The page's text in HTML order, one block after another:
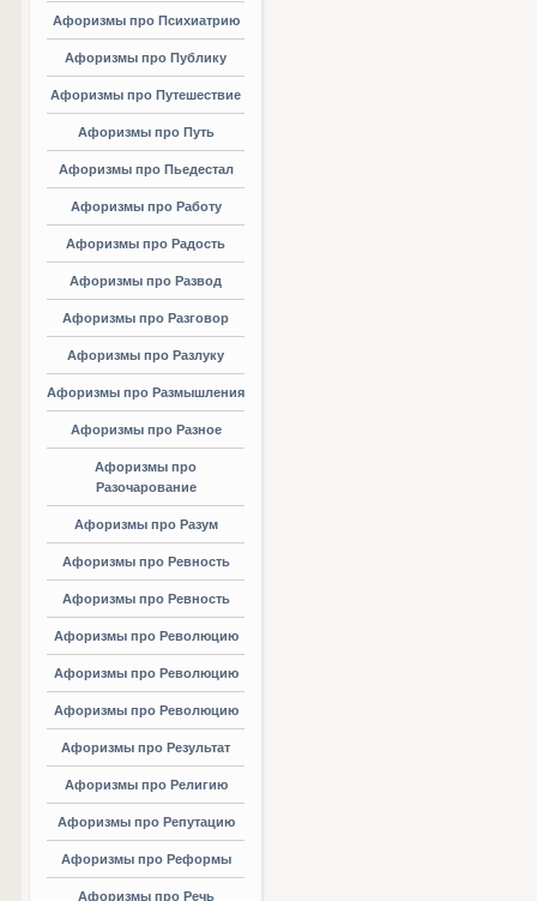
Афоризмы про Психиатрию
Афоризмы про Публику
Афоризмы про Путешествие
Афоризмы про Путь
Афоризмы про Пьедестал
Афоризмы про Работу
Афоризмы про Радость
Афоризмы про Развод
Афоризмы про Разговор
Афоризмы про Разлуку
Афоризмы про Размышления
Афоризмы про Разное
Афоризмы про
Разочарование
Афоризмы про Разум
Афоризмы про Ревность
Афоризмы про Ревность
Афоризмы про Революцию
Афоризмы про Революцию
Афоризмы про Революцию
Афоризмы про Результат
Афоризмы про Религию
Афоризмы про Репутацию
Афоризмы про Реформы
Афоризмы про Речь